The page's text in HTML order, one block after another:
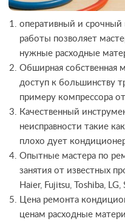
оперативный и
работы позволяет
нужные расходные
Обширная собственная
доступ к большинству
примеру компрессора
Качественный
неисправности такие
плохо дует
Опытные мастера по
занятия от известных
Haier, Fujitsu, Toshiba,
Цена ремонта
ценам расходные